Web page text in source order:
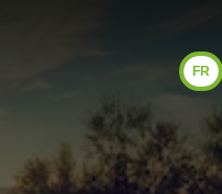
FR